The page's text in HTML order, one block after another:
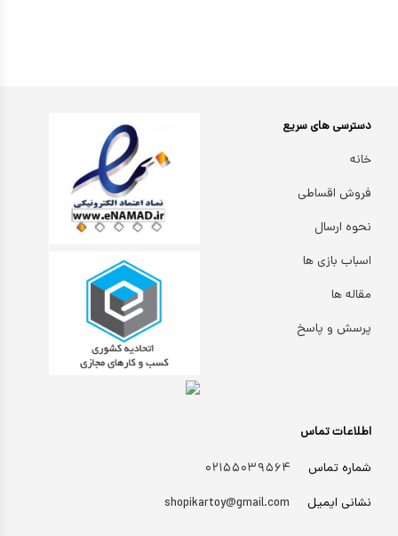
اطلاعات تماس
شماره تماس
۰۲۱۵۵۰۳۹۵۶۴
نشانی ایمیل
shopikartoy@gmail.com
دسترسی های سریع
خانه
فروش اقساطی
نحوه ارسال
اسباب بازی ها
مقاله ها
پرسش و پاسخ